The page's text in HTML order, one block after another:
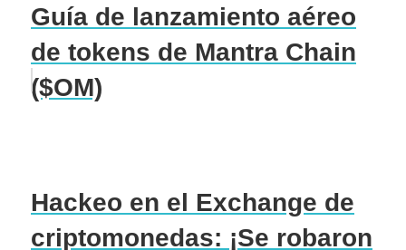
Guía de lanzamiento aéreo
de tokens de Mantra Chain
($OM)
Hackeo en el Exchange de
criptomonedas: ¡Se robaron